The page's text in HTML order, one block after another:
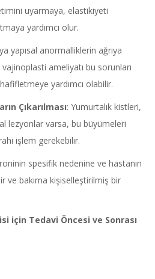
uyarmaya, elastikiyeti
yardımcı olur.
yapısal anormalliklerin ağrıya
ameliyatı bu sorunları
yardımcı olabilir.
Çıkarılması: Yumurtalık kistleri,
lezyonlar varsa, bu büyümeleri
işlem gerekebilir.
spesifik nedenine ve hastanın
ve bakıma kişiselleştirilmiş bir
için Tedavi Öncesi ve Sonrası